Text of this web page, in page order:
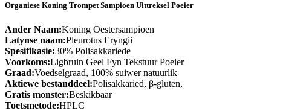
Organiese Koning Trompet Sampioen Uittreksel Poeier
Ander Naam:Koning Oestersampioen
Latynse naam:Pleurotus Eryngii
Spesifikasie:30% Polisakkariede
Voorkoms:Ligbruin Geel Fyn Tekstuur Poeier
Graad:Voedselgraad, 100% suiwer natuurlik
Aktiewe bestanddeel:Polisakkaried, β-gluten,
Gratis monster:Beskikbaar
Toetsmetode:HPLC